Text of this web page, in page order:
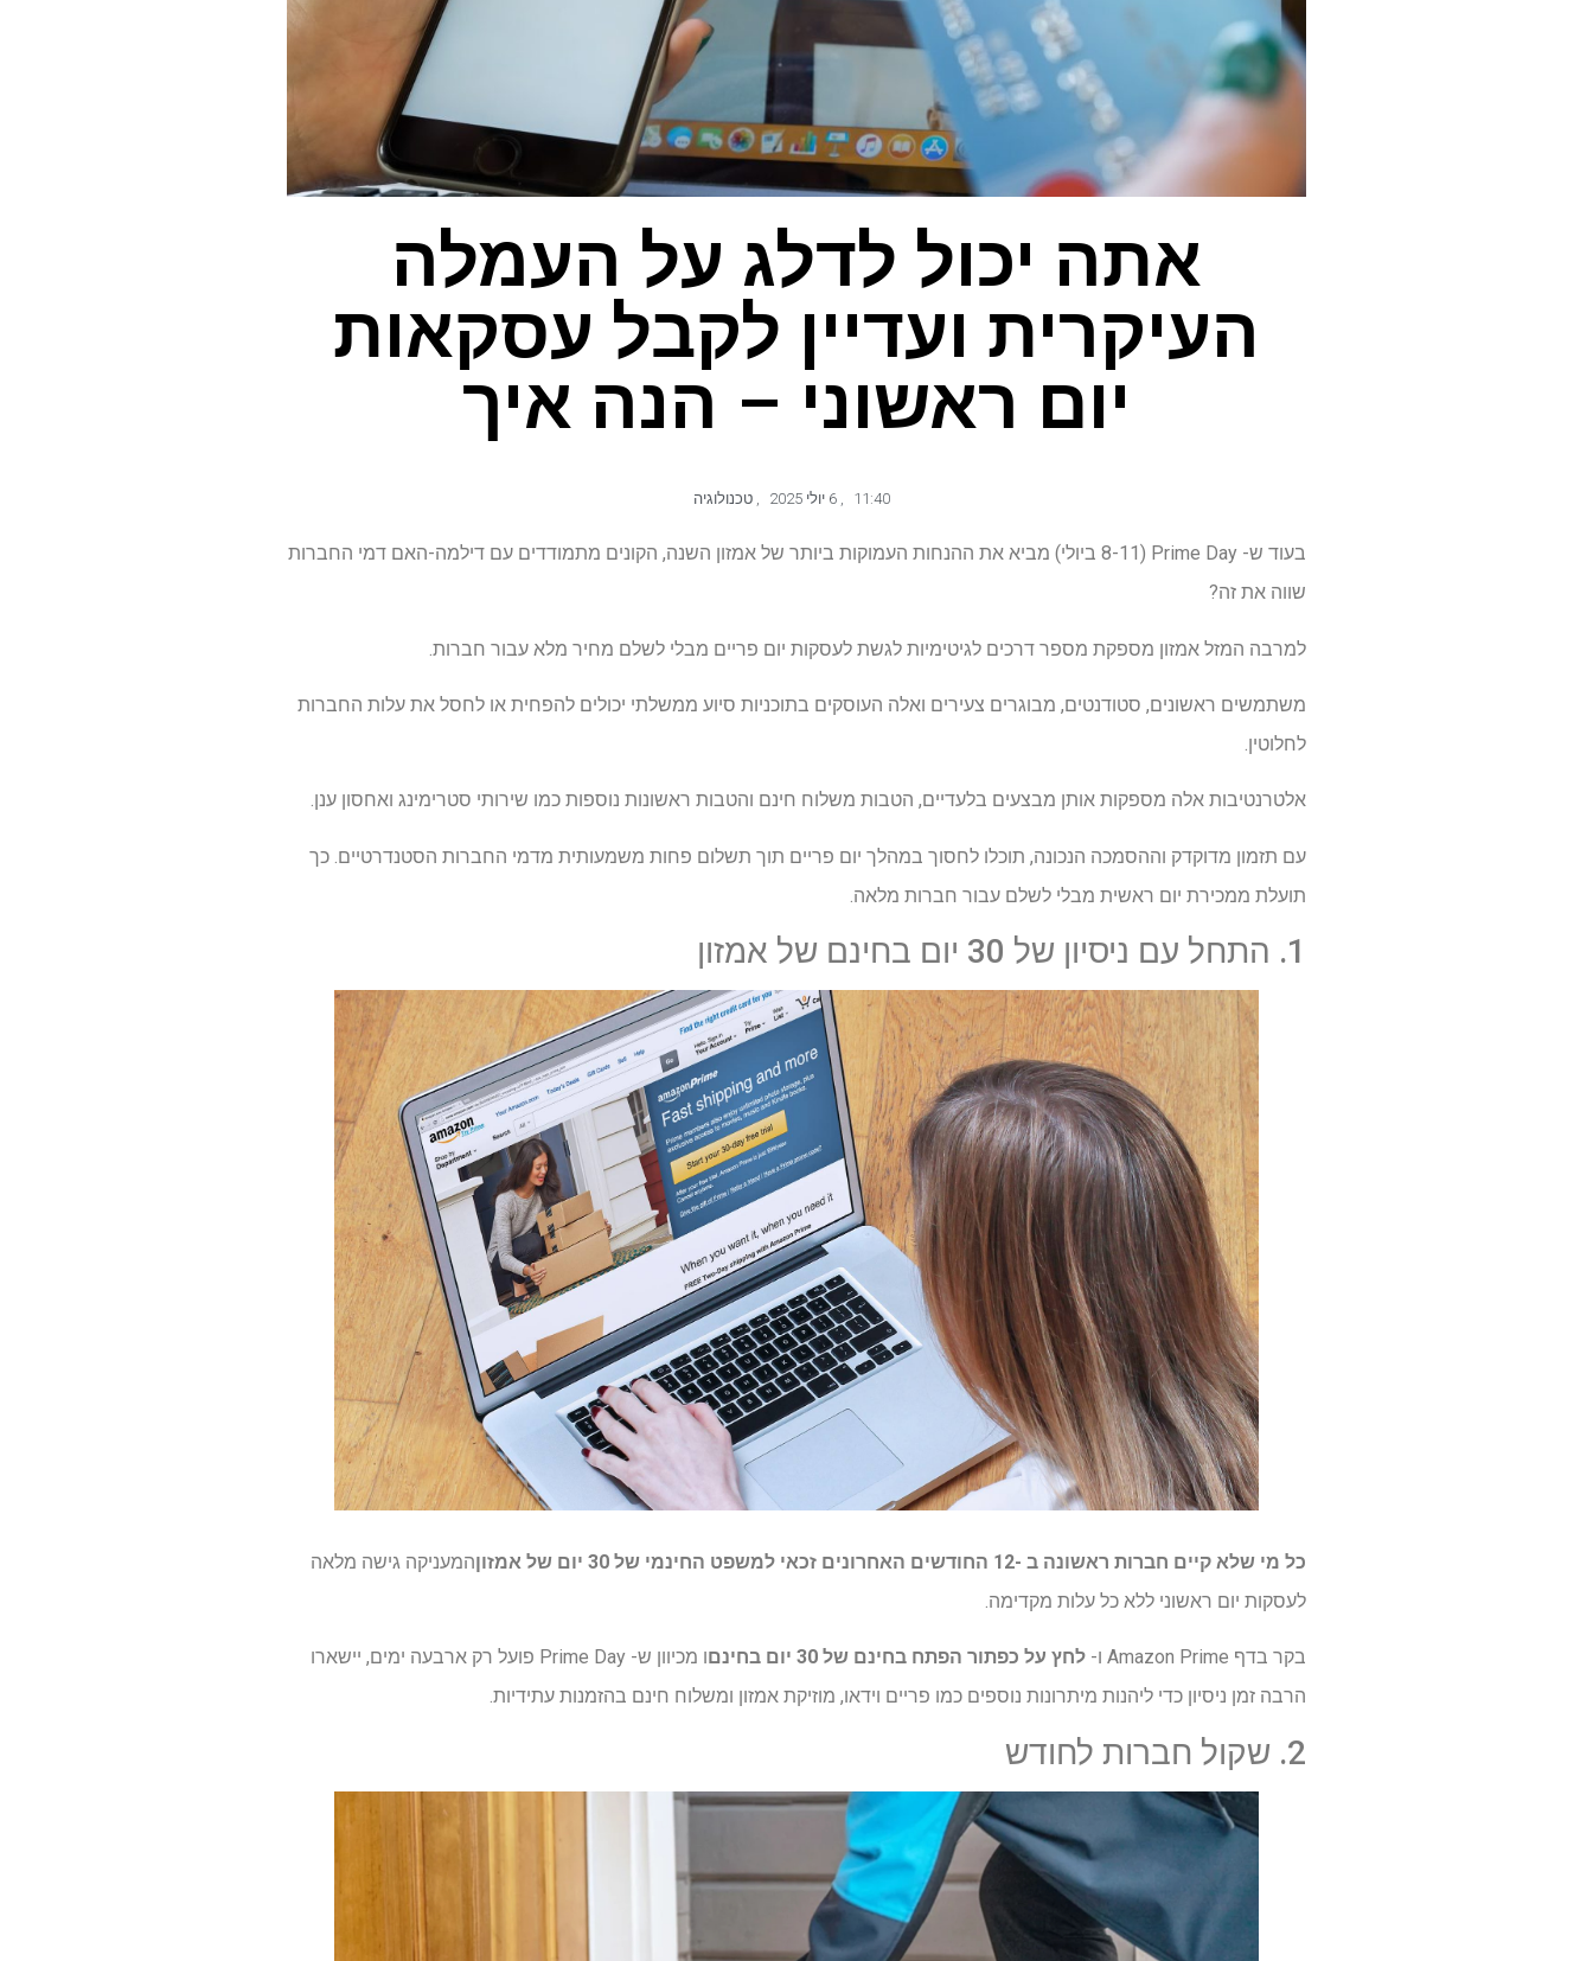
אתה יכול לדלג על העמלה
העיקרית ועדיין לקבל עסקאות
יום ראשוני – הנה איך
11:40
,
, טכנולוגיה
בעוד ש- Prime Day (8-11 ביולי) מביא את ההנחות העמוקות ביותר של אמזון השנה, הקונים מתמודדים עם דילמה-האם דמי החברות
שווה את זה?
למרבה המזל אמזון מספקת מספר דרכים לגיטימיות לגשת לעסקות יום פריים מבלי לשלם מחיר מלא עבור חברות.
משתמשים ראשונים, סטודנטים, מבוגרים צעירים ואלה העוסקים בתוכניות סיוע ממשלתי יכולים להפחית או לחסל את עלות החברות
לחלוטין.
אלטרנטיבות אלה מספקות אותן מבצעים בלעדיים, הטבות משלוח חינם והטבות ראשונות נוספות כמו שירותי סטרימינג ואחסון ענן.
עם תזמון מדוקדק וההסמכה הנכונה, תוכלו לחסוך במהלך יום פריים תוך תשלום פחות משמעותית מדמי החברות הסטנדרטיים. כך
תועלת ממכירת יום ראשית מבלי לשלם עבור חברות מלאה.
1. התחל עם ניסיון של 30 יום בחינם של אמזון
כל מי שלא קיים חברות ראשונה ב -12 החודשים האחרונים זכאי למשפט החינמי של 30 יום של אמזון
המעניקה גישה מלאה
לעסקות יום ראשוני ללא כל עלות מקדימה.
בקר בדף Amazon Prime ו- לחץ על כפתור הפתח בחינם של 30 יום בחינם
ו מכיוון ש- Prime Day פועל רק ארבעה ימים, יישארו
הרבה זמן ניסיון כדי ליהנות מיתרונות נוספים כמו פריים וידאו, מוזיקת ​​אמזון ומשלוח חינם בהזמנות עתידיות.
2. שקול חברות לחודש